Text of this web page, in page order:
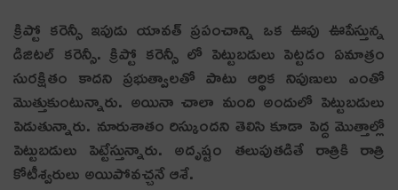
క్రిప్టో కరెన్సీ ఇపుడు యావత్ ప్రపంచాన్ని ఒక ఊపు ఊపేస్తున్న
డిజిటల్ కరెన్సీ. క్రిప్టో కరెన్సీ లో పెట్టుబడులు పెట్టడం ఏమాత్రం
సురక్షితం కాదని ప్రభుత్వాలతో పాటు ఆర్థిక నిపుణులు ఎంతో
మొత్తుకుంటున్నారు. అయినా చాలా మంది అందులో పెట్టుబ‌డులు
పెడుతున్నారు. నూరుశాతం రిస్కుందని తెలిసి కూడా పెద్ద మొత్తాల్లో
పెట్టుబడులు పెట్టేస్తున్నారు. అదృష్టం తలుపుతడితే రాత్రికి రాత్రి
కోటీశ్వరులు అయిపోవచ్చనే ఆశే.